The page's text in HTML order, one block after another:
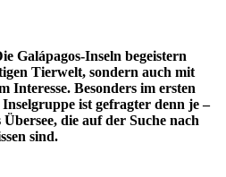
Galápagos-Inseln begeistern
Tierwelt, sondern auch mit
Interesse. Besonders im ersten
ist gefragter denn je –
die auf der Suche nach
sind.